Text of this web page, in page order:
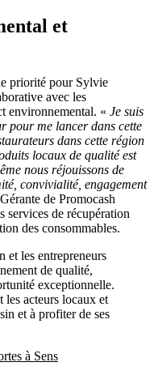
et
priorité pour Sylvie
avec les
environnemental. « Je suis
pour me lancer dans cette
dans cette région
locaux de qualité est
nous réjouissons de
convivialité, engagement
de Promocash
services de récupération
des consommables.
et les entrepreneurs
de qualité,
exceptionnelle.
les acteurs locaux et
et à profiter de ses
à Sens